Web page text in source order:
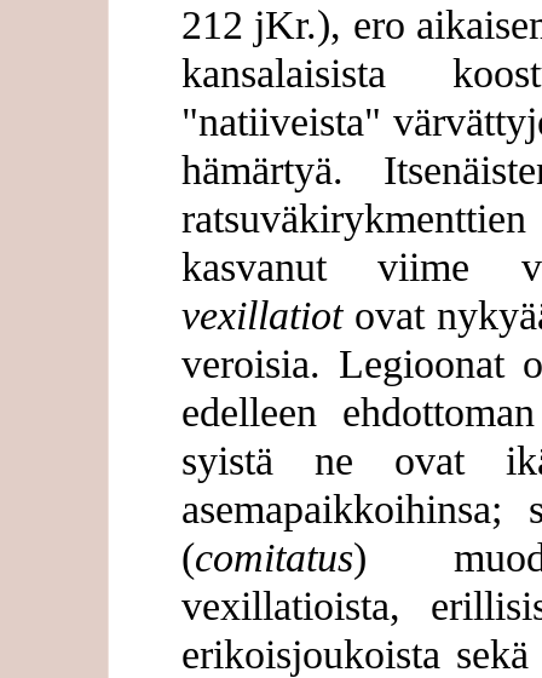
212 jKr.), ero
kansalaisista
"natiiveista"
hämärtyä.
kasvanut viime
vexillatiotovat
veroisia. Legioonat
edelleen
syistä ne ovat
(comitatus)
vexillatioista,
erikoisjoukoista